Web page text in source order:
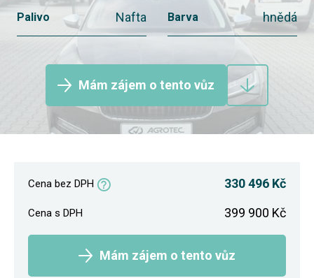
Palivo Nafta Barva hnědá
Mám zájem o tento vůz
Cena bez DPH 330 496 Kč
Cena s DPH 399 900 Kč
Mám zájem o tento vůz